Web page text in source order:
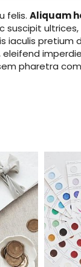
felis.Aliquam
suscipit
iaculis pretium
pharetra